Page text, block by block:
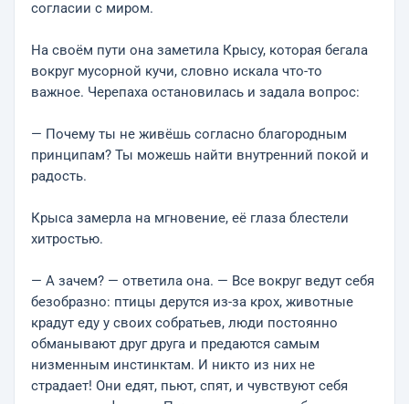
согласии с миром.
На своём пути она заметила Крысу, которая бегала
вокруг мусорной кучи, словно искала что-то
важное. Черепаха остановилась и задала вопрос:
— Почему ты не живёшь согласно благородным
принципам? Ты можешь найти внутренний покой и
радость.
Крыса замерла на мгновение, её глаза блестели
хитростью.
— А зачем? — ответила она. — Все вокруг ведут себя
безобразно: птицы дерутся из-за крох, животные
крадут еду у своих собратьев, люди постоянно
обманывают друг друга и предаются самым
низменным инстинктам. И никто из них не
страдает! Они едят, пьют, спят, и чувствуют себя